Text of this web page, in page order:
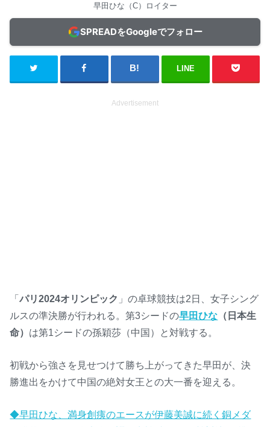
早田ひな（C）ロイター
SPREADをGoogleでフォロー
LINE
Advertisement
「パリ2024オリンピック 」の卓球競技は2日、女子シング
ルスの準決勝が行われる。第3シードの早田ひな （日本生
命） は第1シードの孫穎莎（中国）と対戦する。
初戦から強さを見せつけて勝ち上がってきた早田が、決
勝進出をかけて中国の絶対女王との大一番を迎える。
◆早田ひな、満身創痍のエースが伊藤美誠に続く銅メダ